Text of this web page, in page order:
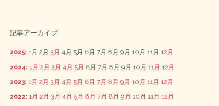
記事アーカイブ
2025: 1月 2月 3月 4月 5月 6月 7月 8月 9月 10月 11月 12月
2024: 1月 2月 3月 4月 5月 6月 7月 8月 9月 10月 11月 12月
2023: 1月 2月 3月 4月 5月 6月 7月 8月 9月 10月 11月 12月
2022: 1月 2月 3月 4月 5月 6月 7月 8月 9月 10月 11月 12月